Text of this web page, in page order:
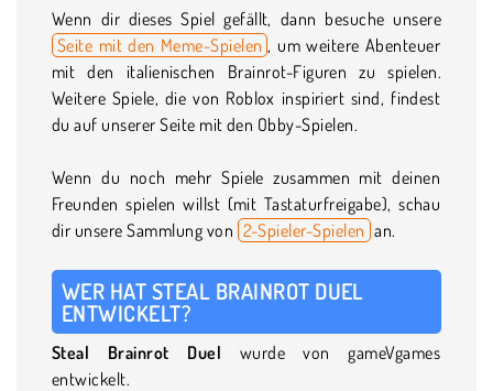
Wenn dir dieses Spiel gefällt, dann besuche unsere
Seite mit den Meme-Spielen , um weitere Abenteuer
mit den italienischen Brainrot-Figuren zu spielen.
Weitere Spiele, die von Roblox inspiriert sind, findest
du auf unserer Seite mit den Obby-Spielen.
Wenn du noch mehr Spiele zusammen mit deinen
Freunden spielen willst (mit Tastaturfreigabe), schau
dir unsere Sammlung von 2-Spieler-Spielen an.
WER HAT STEAL BRAINROT DUEL
ENTWICKELT?
Steal Brainrot Duel wurde von gameVgames
entwickelt.